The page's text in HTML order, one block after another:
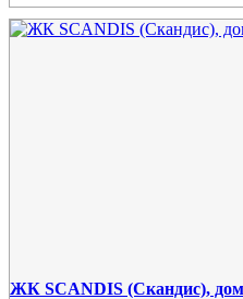
ЖК SCANDIS (Скандис),